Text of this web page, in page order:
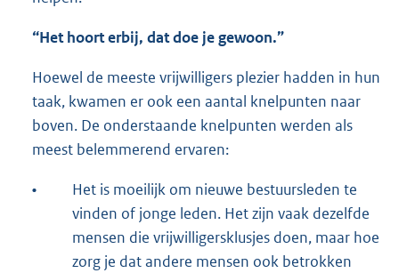
“Het hoort erbij, dat doe je gewoon.”
Hoewel de meeste vrijwilligers plezier hadden in hun
taak, kwamen er ook een aantal knelpunten naar
boven. De onderstaande knelpunten werden als
meest belemmerend ervaren:
•
Het is moeilijk om nieuwe bestuursleden te
vinden of jonge leden. Het zijn vaak dezelfde
mensen die vrijwilligersklusjes doen, maar hoe
zorg je dat andere mensen ook betrokken